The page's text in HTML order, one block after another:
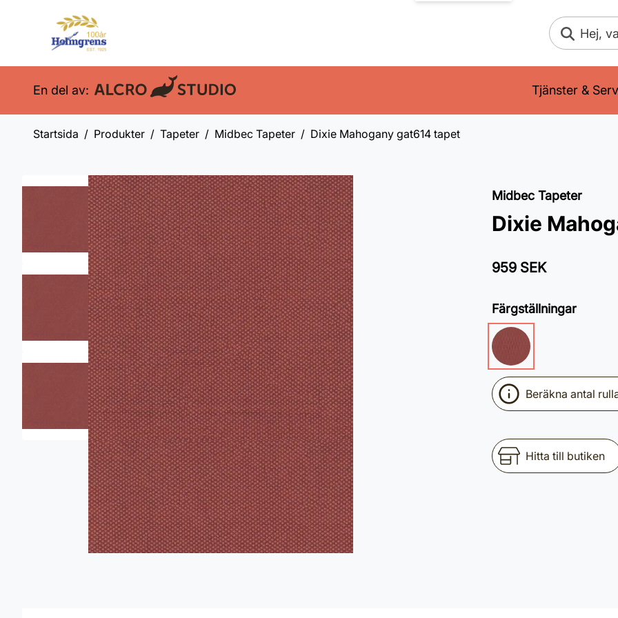
Sök
En del av: Tjänster &
Startsida Produkter Tapeter Midbec Tapeter Dixie Mahogany gat614 tapet
Midbec Tapeter
Dixie
959 SEK
Färgställningar
Beräkna antal
Hitta till butiken